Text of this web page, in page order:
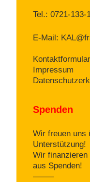
Tel.: 0721-133-
E-Mail:
Kontaktformular
Impressum
Spenden
Wir freuen uns
Unterstützung!
Wir
aus Spenden!
——–